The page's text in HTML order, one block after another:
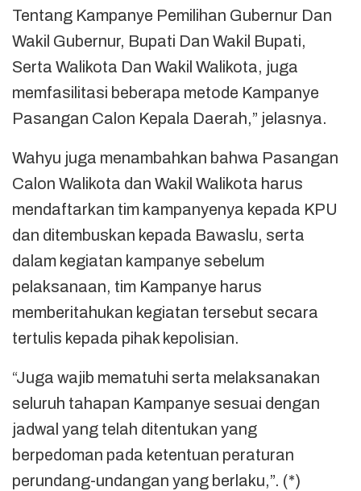
Tentang Kampanye Pemilihan Gubernur Dan
Wakil Gubernur, Bupati Dan Wakil Bupati,
Serta Walikota Dan Wakil Walikota, juga
memfasilitasi beberapa metode Kampanye
Pasangan Calon Kepala Daerah,” jelasnya.
Wahyu juga menambahkan bahwa Pasangan
Calon Walikota dan Wakil Walikota harus
mendaftarkan tim kampanyenya kepada KPU
dan ditembuskan kepada Bawaslu, serta
dalam kegiatan kampanye sebelum
pelaksanaan, tim Kampanye harus
memberitahukan kegiatan tersebut secara
tertulis kepada pihak kepolisian.
“Juga wajib mematuhi serta melaksanakan
seluruh tahapan Kampanye sesuai dengan
jadwal yang telah ditentukan yang
berpedoman pada ketentuan peraturan
perundang-undangan yang berlaku,”. (*)